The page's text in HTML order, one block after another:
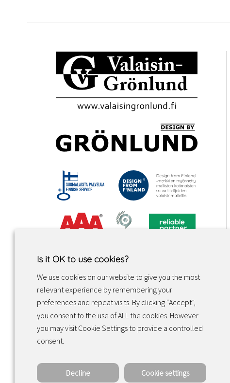
Is it OK to use cookies?
We use cookies on our website to give you the most
relevant experience by remembering your
preferences and repeat visits. By clicking “Accept”,
you consent to the use of ALL the cookies. However
you may visit Cookie Settings to provide a controlled
consent.
Decline Cookie settings